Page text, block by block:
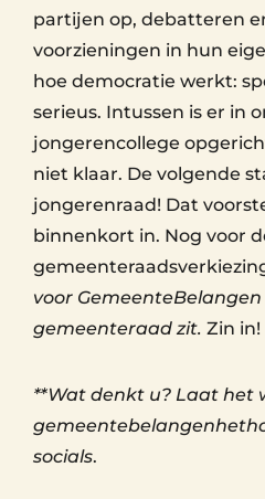
partijen op, debatteren
voorzieningen in hun
hoe democratie werkt:
serieus. Intussen is er in
jongerencollege
niet klaar. De volgende
jongerenraad! Dat
binnenkort in. Nog voor
voor
gemeenteraad zit. Zin in!
**Wat denkt u? Laat het
socials.